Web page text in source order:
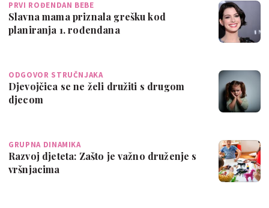
PRVI ROĐENDAN BEBE
Slavna mama priznala grešku kod
planiranja 1. rođendana
ODGOVOR STRUČNJAKA
Djevojčica se ne želi družiti s drugom
djecom
GRUPNA DINAMIKA
Razvoj djeteta: Zašto je važno druženje s
vršnjacima